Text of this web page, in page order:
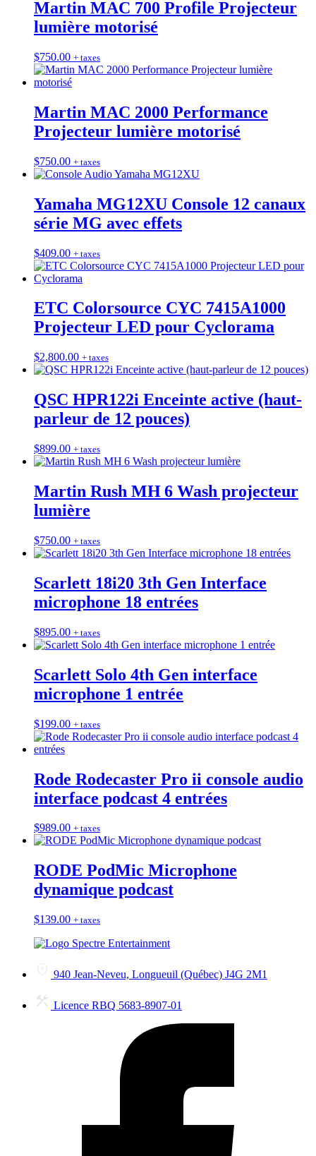
Martin MAC 700 Profile Projecteur
lumière motorisé
$750.00 + taxes
Martin MAC 2000 Performance
Projecteur lumière motorisé
$750.00 + taxes
Yamaha MG12XU Console 12 canaux
série MG avec effets
$409.00 + taxes
ETC Colorsource CYC 7415A1000
Projecteur LED pour Cyclorama
$2,800.00 + taxes
QSC HPR122i Enceinte active (haut-
parleur de 12 pouces)
$899.00 + taxes
Martin Rush MH 6 Wash projecteur
lumière
$750.00 + taxes
Scarlett 18i20 3th Gen Interface
microphone 18 entrées
$895.00 + taxes
Scarlett Solo 4th Gen interface
microphone 1 entrée
$199.00 + taxes
Rode Rodecaster Pro ii console audio
interface podcast 4 entrées
$989.00 + taxes
RODE PodMic Microphone
dynamique podcast
$139.00 + taxes
940 Jean-Neveu, Longueuil (Québec) J4G 2M1
Licence RBQ 5683-8907-01